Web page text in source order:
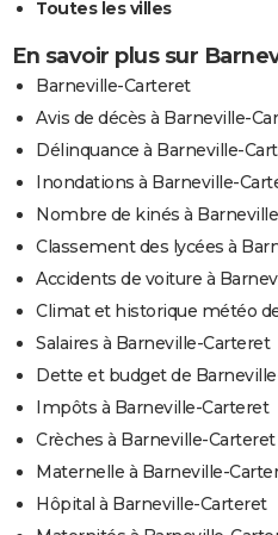
Toutes les villes
En savoir plus sur
Barneville-Carteret
Avis de décès à Barneville-
Délinquance à Barneville-
Inondations à Barneville-
Nombre de kinés à
Classement des lycées à
Accidents de voiture à
Climat et historique météo
Salaires à Barneville-Carteret
Dette et budget de
Impôts à Barneville-Carteret
Crèches à Barneville-Carteret
Maternelle à Barneville-
Hôpital à Barneville-Carteret